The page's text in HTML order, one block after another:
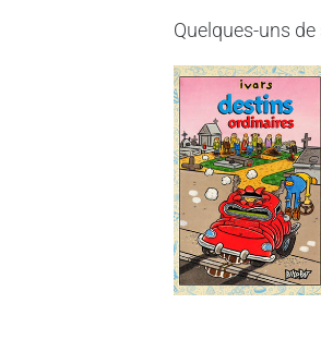
Quelques-uns